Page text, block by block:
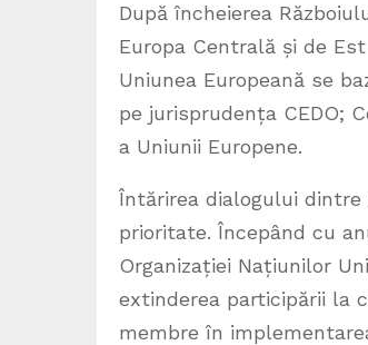
După încheierea
Europa Centrală și de
Uniunea Europeană se
pe jurisprudența CEDO;
a Uniunii Europene.
Întărirea dialogului dintre
prioritate. Începând cu
Organizației Națiunilor
extinderea participării la
membre în